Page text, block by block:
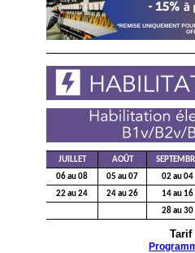
JUILLET AOÛT
06 au 08
05 au 07
02 au 04
22 au 24
24 au 26
14 au 16
28 au 30
Tarif